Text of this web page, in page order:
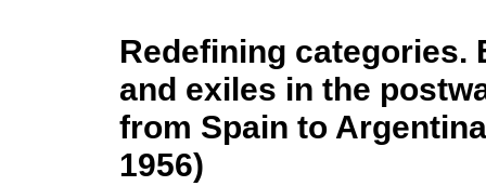
Redefining categories.
and exiles in the
from Spain to
1956)